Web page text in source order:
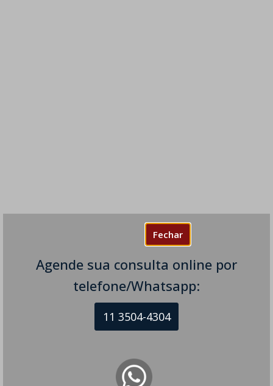
Fechar
Agende sua consulta online por
telefone/Whatsapp:
11 3504-4304